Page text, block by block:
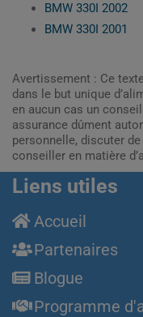
BMW 330I 2002
BMW 330I 2001
Avertissement : Ce
dans le but unique
en aucun cas un
assurance dûment
personnelle, discuter
conseiller en matière
Liens utiles
Accueil
Partenaires
Blogue
Programme